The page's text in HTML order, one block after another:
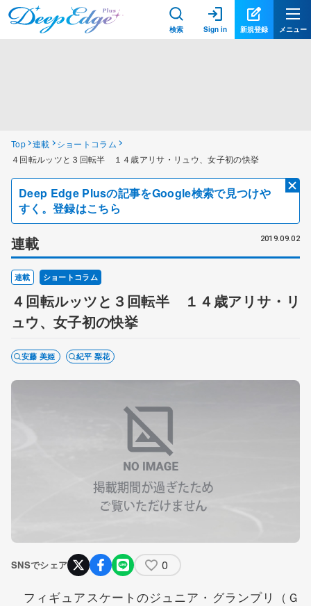
検索 Sign in 新規登録 メニュー
Top 連載
ショートコラム
４回転ルッツと３回転半 １４歳アリサ・リュウ、女子初の快挙
Deep Edge Plusの記事をGoogle検索で見つけや
すく。登録はこちら
連載 2019.09.02
連載 ショートコラム
４回転ルッツと３回転半 １４歳アリサ・リ
ュウ、女子初の快挙
安藤 美姫 紀平 梨花
SNSでシェア 0
フィギュアスケートのジュニア・グランプリ（Ｇ